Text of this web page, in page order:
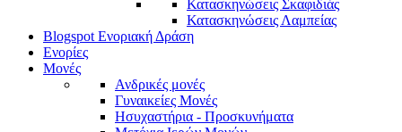
Κατασκηνώσεις Σκαφιδιάς
Κατασκηνώσεις Λαμπείας
Blogspot Ενοριακή Δράση
Ενορίες
Μονές
Ανδρικές μονές
Γυναικείες Μονές
Ησυχαστήρια - Προσκυνήματα